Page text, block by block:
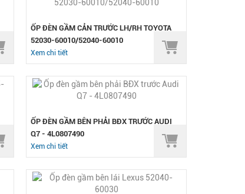
ỐP ĐÈN GẦM CẢN TRƯỚC LH/RH TOYOTA
52030-60010/52040-60010
Xem chi tiết
ỐP ĐÈN GẦM BÊN PHẢI BĐX TRƯỚC AUDI
Q7 - 4L0807490
Xem chi tiết